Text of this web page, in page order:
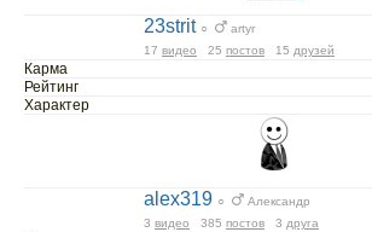
23strit ○
artyr
17 видео 25 постов 15 друзей
Карма
Рейтинг
Характер
alex319 ○
Александр
3 видео 385 постов 3 друга